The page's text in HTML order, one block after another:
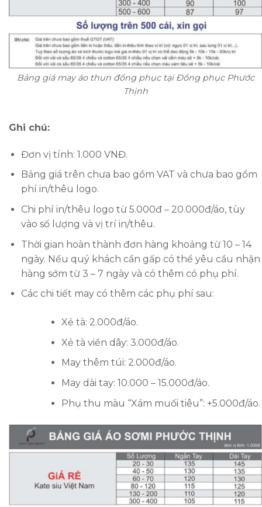
Bảng giá may áo thun đồng phục tại Đồng phục Phước
Thịnh
Ghi chú:
Đơn vị tính: 1.000 VNĐ.
Bảng giá trên chưa bao gồm VAT và chưa bao gồm
phí in/thêu logo.
Chi phí in/thêu logo từ 5.000đ – 20.000đ/áo, tùy
vào số lượng và vị trí in/thêu.
Thời gian hoàn thành đơn hàng khoảng từ 10 – 14
ngày. Nếu quý khách cần gấp có thể yêu cầu nhận
hàng sớm từ 3 – 7 ngày và có thêm có phụ phí.
Các chi tiết may có thêm các phụ phí sau:
Xẻ tà: 2.000đ/áo.
Xẻ tà viền dây: 3.000đ/áo.
May thêm túi: 2.000đ/áo.
May dài tay: 10.000 – 15.000đ/áo.
Phụ thu màu “Xám muối tiêu”: +5.000đ/áo.